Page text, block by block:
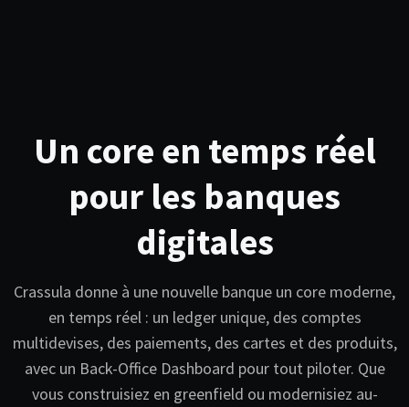
Un core en temps réel
pour les banques
digitales
Crassula donne à une nouvelle banque un core moderne,
en temps réel : un ledger unique, des comptes
multidevises, des paiements, des cartes et des produits,
avec un Back-Office Dashboard pour tout piloter. Que
vous construisiez en greenfield ou modernisiez au-